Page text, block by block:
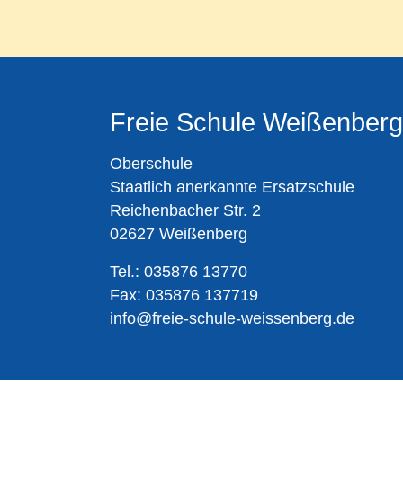
Freie Schule Weißenberg
Oberschule
Staatlich anerkannte Ersatzschule
Reichenbacher Str. 2
02627 Weißenberg
Tel.: 035876 13770
Fax: 035876 137719
info@freie-schule-weissenberg.de